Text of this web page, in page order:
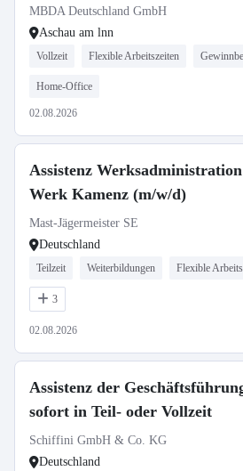
MBDA Deutschland GmbH
Aschau am lnn
Vollzeit Flexible Arbeitszeiten
Home-Office
02.08.2026
Assistenz
Werk Kamenz (m/w/d)
Mast-Jägermeister SE
Deutschland
Teilzeit Weiterbildungen Flexible
3
02.08.2026
Assistenz der
sofort in Teil- oder Vollzeit
Schiffini GmbH & Co. KG
Deutschland